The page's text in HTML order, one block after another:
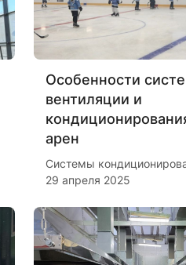
Особенности
вентиляции и
арен
Системы
29 апреля 2025